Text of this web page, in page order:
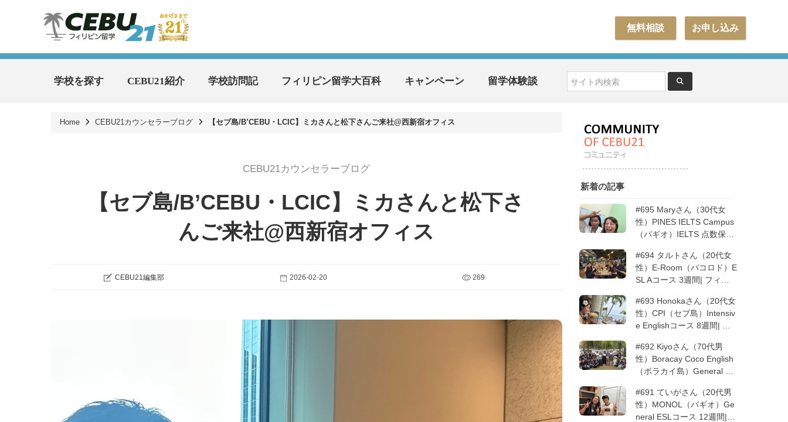
お申し込み
無料相談
学校を探す CEBU21紹介 学校訪問記 フィリピン留学大百科 キャンペーン 留学体験談
Home CEBU21カウンセラーブログ 【セブ島/B’CEBU・LCIC】ミカさんと松下さんご来社@西新宿オフィス
CEBU21カウンセラーブログ
【セブ島/B’CEBU・LCIC】ミカさんと松下さ
んご来社@西新宿オフィス
CEBU21編集部 2026-02-20 269
新着の記事
#695 Maryさん（30代女
性）PINES IELTS Campus
（バギオ）IELTS 点数保証
#694 タルトさん（20代女
性）E-Room（バコロド）E
SL Aコース 3週間| フィリ
#693 Honokaさん（20代女
性）CPI（セブ島）Intensiv
e Englishコース 8週間| フ
#692 Kiyoさん（70代男
性）Boracay Coco English
（ボラカイ島）General En
ピン留学5回目リピータ
ー）| フィリピン留学
#691 ていがさん（20代男
性）MONOL（バギオ）Ge
neral ESLコース 12週間|